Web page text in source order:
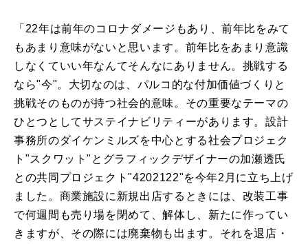
「22年は前年のコロナダメージもあり、前年比をみて
もあまり意味がないと思います。前年比をあまり意識
しなくていい年なんてそんなにありません。挑戦する
なら"今"。大切なのは、パルコ的な付加価値づくりと
挑戦そのものが持つ社会的意味。その重要なテーマの
ひとつとしてサステイナビリティーがあります。設計
事務所のダイケンミルズを中心とする社会プロジェク
ト"スクワット"とグラフィックデザイナーの加瀬透氏
との共同プロジェクト"4202122"を今年2月に立ち上げ
ました。商業施設に新規出店するときには、改装工事
で何週間も売り場を閉めて、解体し、新たに作ってい
きますが、その際には廃棄物も出ます。それを退店・